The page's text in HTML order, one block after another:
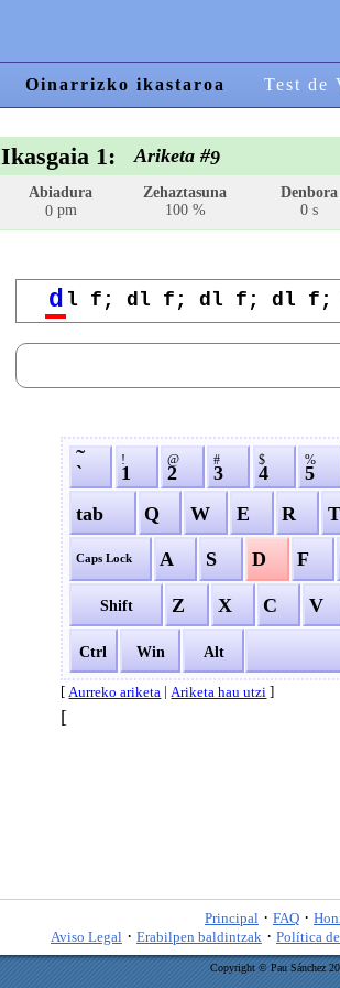
Oinarrizko ikastaroa Test de
Ikasgaia 1: Ariketa #9
Abiadura
0pm
Zehaztasuna
100 %
Denbora
0 s
d l f; dl f; dl f; dl f;
˜
`
!
1
@
2
#
3
$
4
%
5
tab Q W E R T
Caps Lock A S D F
Shift Z X C V
Ctrl Win Alt
[ Aurreko ariketa | Ariketa hau utzi ]
[
Principal · FAQ ·
Aviso Legal · Erabilpen baldintzak · Política
Copyright © Pau Sánchez